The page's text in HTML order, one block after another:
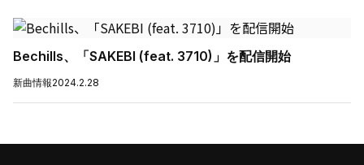
Bechills、「SAKEBI (feat. 3710)」を配信開始
新曲情報2024.2.28